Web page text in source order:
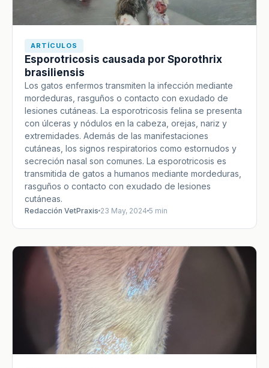
ARTÍCULOS
Esporotricosis causada por Sporothrix
brasiliensis
Los gatos enfermos transmiten la infección mediante
mordeduras, rasguños o contacto con exudado de
lesiones cutáneas. La esporotricosis felina se presenta
con úlceras y nódulos en la cabeza, orejas, nariz y
extremidades. Además de las manifestaciones
cutáneas, los signos respiratorios como estornudos y
secreción nasal son comunes. La esporotricosis es
transmitida de gatos a humanos mediante mordeduras,
rasguños o contacto con exudado de lesiones
cutáneas.
Redacción VetPraxis 23 May, 2024 5 min